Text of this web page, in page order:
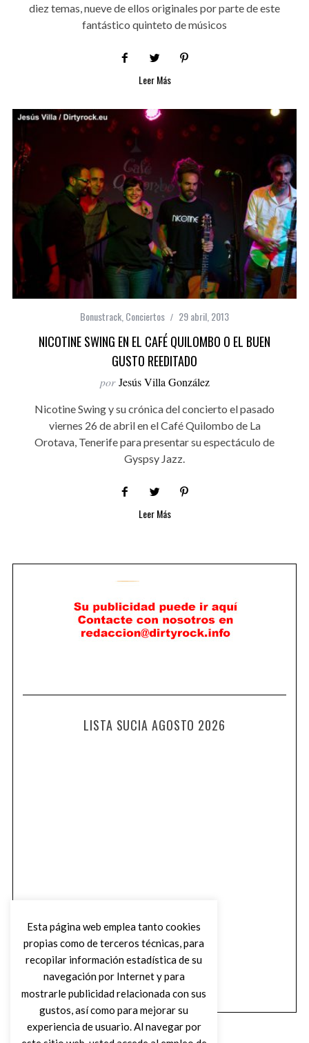
diez temas, nueve de ellos originales por parte de este
fantástico quinteto de músicos
Leer Más
Bonustrack Conciertos 29 abril, 2013
NICOTINE SWING EN EL CAFÉ QUILOMBO O EL BUEN
GUSTO REEDITADO
por Jesús Villa González
Nicotine Swing y su crónica del concierto el pasado
viernes 26 de abril en el Café Quilombo de La
Orotava, Tenerife para presentar su espectáculo de
Gyspsy Jazz.
Leer Más
LISTA SUCIA AGOSTO 2026
Esta página web emplea tanto cookies
propias como de terceros técnicas, para
recopilar información estadística de su
navegación por Internet y para
mostrarle publicidad relacionada con sus
gustos, así como para mejorar su
experiencia de usuario. Al navegar por